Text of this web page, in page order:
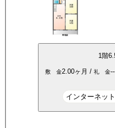
1 階
敷 金2.00ヶ月 / 礼 金
インターネッ